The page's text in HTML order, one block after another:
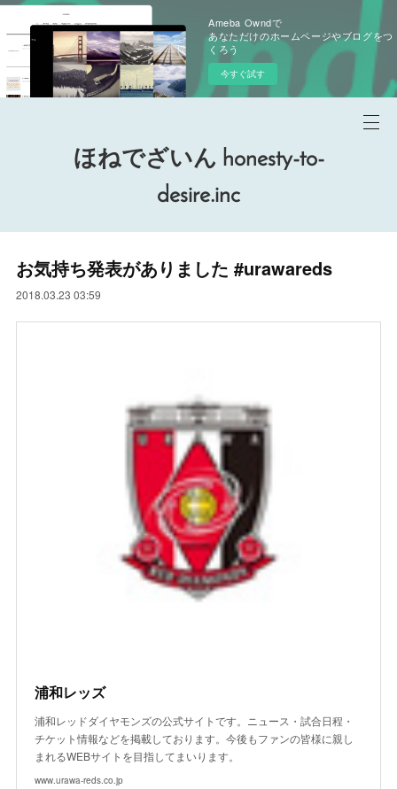
Ameba Owndで
あなただけのホームページやブログをつ
くろう
今すぐ試す
ほねでざいん honesty-to-
desire.inc
お気持ち発表がありました #urawareds
2018.03.23 03:59
浦和レッズ
浦和レッドダイヤモンズの公式サイトです。ニュース・試合日程・
チケット情報などを掲載しております。今後もファンの皆様に親し
まれるWEBサイトを目指してまいります。
www.urawa-reds.co.jp